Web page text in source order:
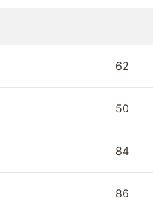
62
50
84
86